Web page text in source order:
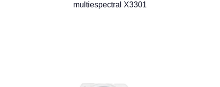
multiespectral X3301